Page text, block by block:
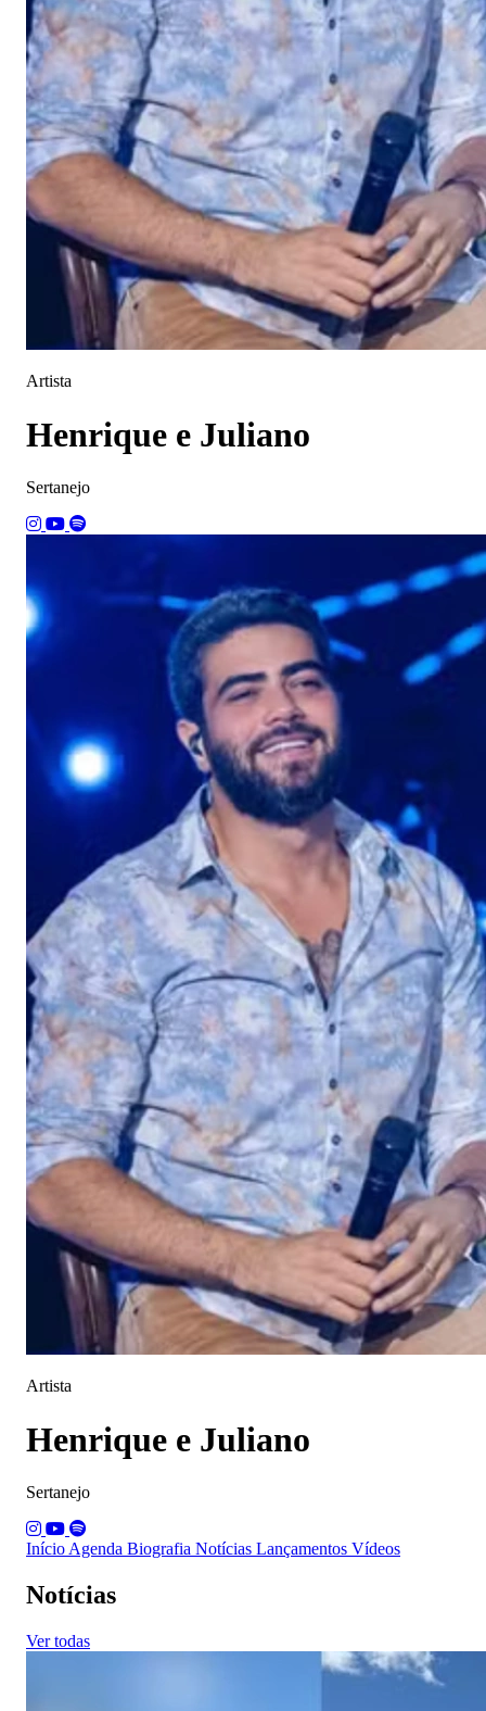
Artista
Henrique e Juliano
Sertanejo
Artista
Henrique e Juliano
Sertanejo
Início Agenda Biografia Notícias Lançamentos Vídeos
Notícias
Ver todas